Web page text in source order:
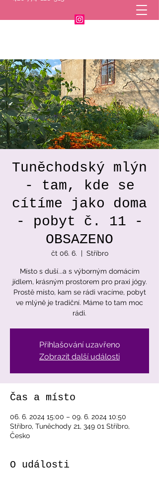
Tuněchodský mlýn
- tam, kde se
cítíme jako doma
- pobyt č. 11 -
OBSAZENO
čt 06. 6.
  |
Stříbro
Místo s duší...a s výborným domácím
jídlem, krásným prostorem pro praxi jógy.
Prostě místo, kam se rádi vracíme, pobyt
ve mlýně je tradiční. Máme to tam moc
rádi.
Přihlašování uzavřeno
Zobrazit další události
Čas a místo
06. 6. 2024 15:00 – 09. 6. 2024 10:50
Stříbro, Tuněchody 21, 349 01 Stříbro,
Česko
O události